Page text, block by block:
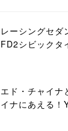
レーシングセダ
FD2シビックタ
エド・チャイナ
イナにあえる！